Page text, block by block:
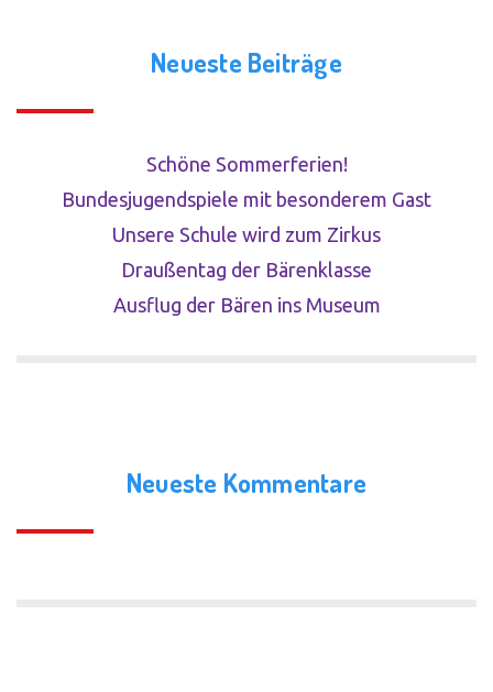
Neueste Beiträge
Schöne Sommerferien!
Bundesjugendspiele mit besonderem Gast
Unsere Schule wird zum Zirkus
Draußentag der Bärenklasse
Ausflug der Bären ins Museum
Neueste Kommentare